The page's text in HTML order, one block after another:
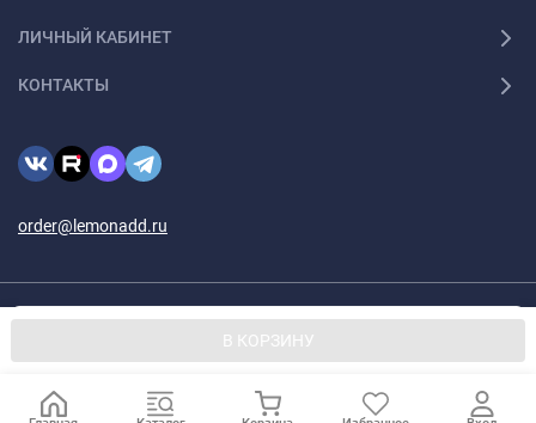
В КОРЗИНУ
ЛИЧНЫЙ КАБИНЕТ
КОНТАКТЫ
order@lemonadd.ru